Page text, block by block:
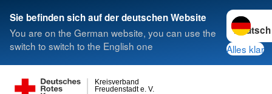
Sie befinden sich auf der deutschen Website
You are on the German website, you can use the
switch to switch to the English one
Sprache
Alles klar
Freudenstadt e. V.
Kreisverband